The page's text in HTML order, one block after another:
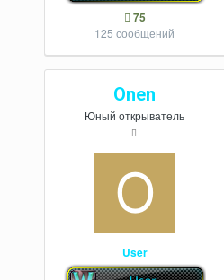
75
125 сообщений
Onen
Юный открыватель
User